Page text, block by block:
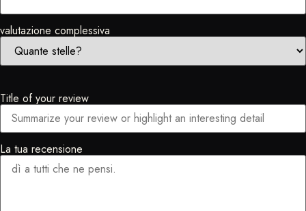
valutazione complessiva
Title of your review
La tua recensione